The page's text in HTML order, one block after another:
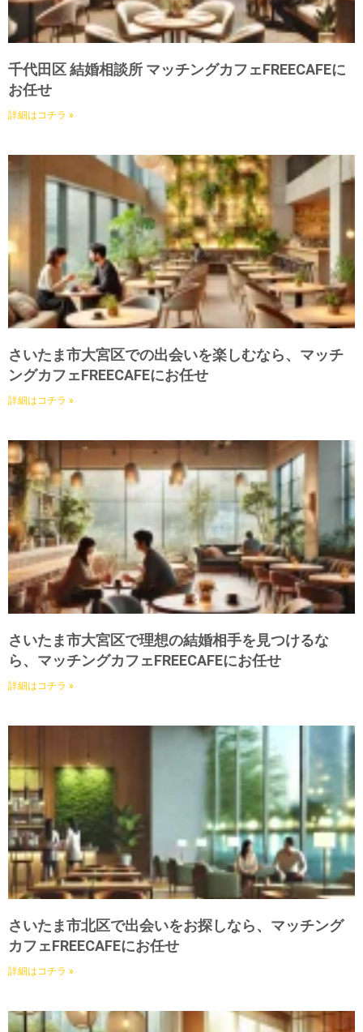
千代田区 結婚相談所 マッチングカフェFREECAFEに
お任せ
詳細はコチラ »
さいたま市大宮区での出会いを楽しむなら、マッチ
ングカフェFREECAFEにお任せ
詳細はコチラ »
さいたま市大宮区で理想の結婚相手を見つけるな
ら、マッチングカフェFREECAFEにお任せ
詳細はコチラ »
さいたま市北区で出会いをお探しなら、マッチング
カフェFREECAFEにお任せ
詳細はコチラ »